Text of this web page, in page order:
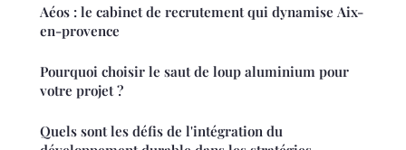
Aéos : le cabinet de recrutement qui dynamise Aix-
en-provence
Pourquoi choisir le saut de loup aluminium pour
votre projet ?
Quels sont les défis de l'intégration du